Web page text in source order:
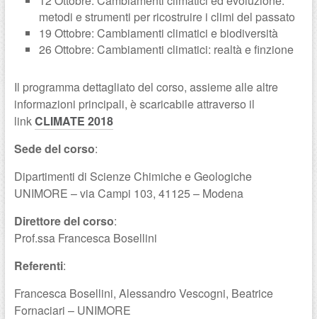
metodi e strumenti per ricostruire i climi del passato
19 Ottobre: Cambiamenti climatici e biodiversità
26 Ottobre: Cambiamenti climatici: realtà e finzione
Il programma dettagliato del corso, assieme alle altre
informazioni principali, è scaricabile attraverso il
linkCLIMATE 2018
Sede del corso:
Dipartimenti di Scienze Chimiche e Geologiche
UNIMORE – via Campi 103, 41125 – Modena
Direttore del corso:
Prof.ssa Francesca Bosellini
Referenti:
Francesca Bosellini, Alessandro Vescogni, Beatrice
Fornaciari – UNIMORE